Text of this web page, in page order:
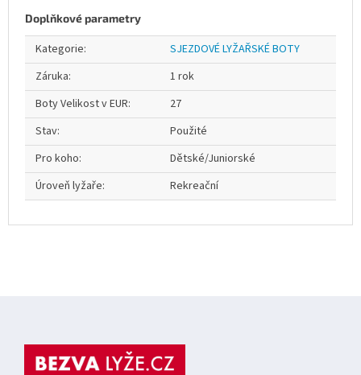
Doplňkové parametry
Kategorie:
SJEZDOVÉ LYŽAŘSKÉ BOTY
Záruka:
1 rok
Boty Velikost v EUR:
27
Stav:
Použité
Pro koho:
Dětské/Juniorské
Úroveň lyžaře: Rekreační